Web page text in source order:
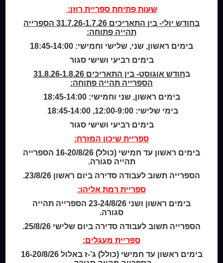
Home
מידע לנרשמים
שעות סיפור
ספרים דיגיטליים
קטלוג כותר ראשון
המומחה לשירותך
ארכיון ספריית השבוע
מדיניות שימוש בקבצי קוקיז (Cookies Policy)
שעות פתיחת ספריית רוזן:
בחודש יולי- בין התאריכים 31.7.26-1.7.26 הספרייה
תהייה פתוחה:
בימים ראשון, שני, שלישי וחמישי: 18:45-14:00
בימים רביעי ושישי סגור
ב
חודש אוגוסט- בין התאריכים 31.8.26-1.8.26
הספרייה תהייה פתוחה:
בימים ראשון, שני וחמישי: 18:45-14:00
בימי שלישי: 12:00-9:00, 18:45-14:00
בימים רביעי ושישי סגור
ספריית שיכון המזרח:
בימים ראשון עד חמישי (כולל) 16-20/8/26 הספרייה
תהייה סגורה.
הספרייה תשוב לעבודה סדירה ביום ראשון 23/8/26.
ספריית רמת אליהו:
בימים ראשון ושני 23-24/8/26 הספרייה תהייה
סגורה.
הספרייה תשוב לעבודה סדירה ביום שלישי 25/8/26.
ספריית מעגלים:
בימים ראשון עד חמישי (כולל) ג’-ז באלול 16-20/8/26